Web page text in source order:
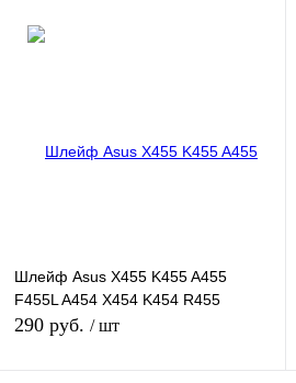
наличии
Шлейф Asus X455 K455 A455
F455L A454 X454 K454 R455
290 руб. / шт